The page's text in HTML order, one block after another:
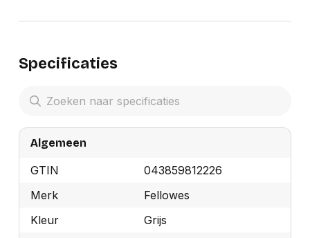
Specificaties
Algemeen
GTIN
043859812226
Merk
Fellowes
Kleur
Grijs